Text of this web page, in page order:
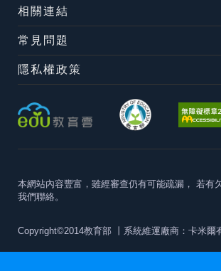
相關連結
常見問題
隱私權政策
本網站內容豐富，雖經審查仍有可能疏漏， 若有
我們聯絡。
Copyright©2014教育部 丨系統維運廠商：卡米爾